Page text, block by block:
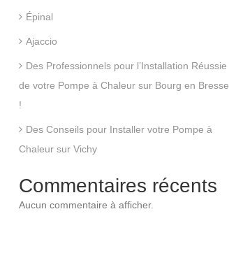
Épinal
Ajaccio
Des Professionnels pour l’Installation Réussie
de votre Pompe à Chaleur sur Bourg en Bresse
!
Des Conseils pour Installer votre Pompe à
Chaleur sur Vichy
Commentaires récents
Aucun commentaire à afficher.